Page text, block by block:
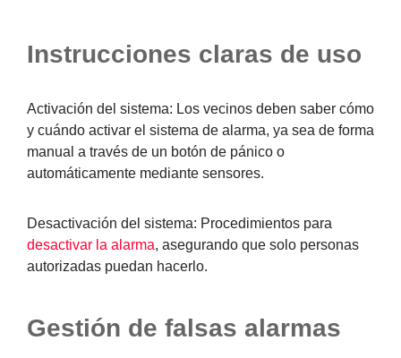
Instrucciones claras de uso
Activación del sistema: Los vecinos deben saber cómo
y cuándo activar el sistema de alarma, ya sea de forma
manual a través de un botón de pánico o
automáticamente mediante sensores.
Desactivación del sistema: Procedimientos para
desactivar la alarma, asegurando que solo personas
autorizadas puedan hacerlo.
Gestión de falsas alarmas